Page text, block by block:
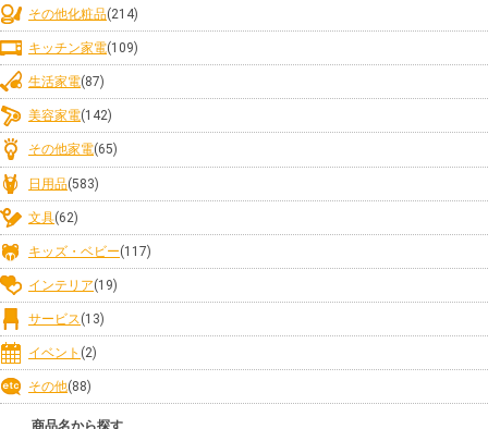
その他化粧品(214)
キッチン家電(109)
生活家電(87)
美容家電(142)
その他家電(65)
日用品(583)
文具(62)
キッズ・ベビー(117)
インテリア(19)
サービス(13)
イベント (2)
その他(88)
商品名から探す